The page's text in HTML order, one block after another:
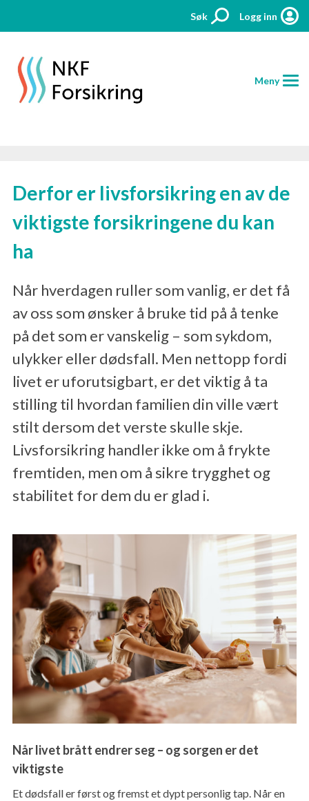
Søk Logg inn
Meny
FORSIKRINGER
PRISER
AKTUELT
KONTAKT
MELD SKADE
Derfor er livsforsikring en av de
viktigste forsikringene du kan
ha
Når hverdagen ruller som vanlig, er det få
av oss som ønsker å bruke tid på å tenke
på det som er vanskelig – som sykdom,
ulykker eller dødsfall. Men nettopp fordi
livet er uforutsigbart, er det viktig å ta
stilling til hvordan familien din ville vært
stilt dersom det verste skulle skje.
Livsforsikring handler ikke om å frykte
fremtiden, men om å sikre trygghet og
stabilitet for dem du er glad i.
Når livet brått endrer seg – og sorgen er det
viktigste
Et dødsfall er først og fremst et dypt personlig tap. Når en